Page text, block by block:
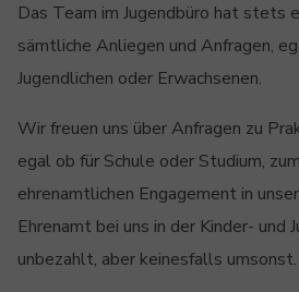
Das Team im Jugendbüro hat stets
sämtliche Anliegen und Anfragen,
Jugendlichen oder Erwachsenen.
Wir freuen uns über Anfragen zu
egal ob für Schule oder Studium,
ehrenamtlichen Engagement in
Ehrenamt bei uns in der Kinder- und
unbezahlt, aber keinesfalls umsonst.